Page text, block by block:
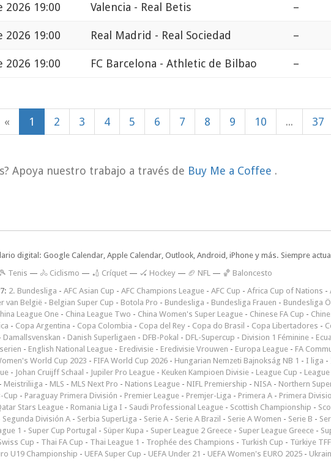
2026 19:00 Valencia - Real Betis –
2026 19:00 Real Madrid - Real Sociedad –
2026 19:00 FC Barcelona - Athletic de Bilbao –
« 1 2 3 4 5 6 7 8 9 10 ... 37
Apoya nuestro trabajo a través de Buy Me a Coffee .
digital: Google Calendar, Apple Calendar, Outlook, Android, iPhone y más. Siempre
Tenis — 🚴 Ciclismo — 🏏 Críquet — 🏑 Hockey — 🏈 NFL — 🏀 Baloncesto
2. Bundesliga - AFC Asian Cup - AFC Champions League - AFC Cup - Africa Cup of Nations -
van België - Belgian Super Cup - Botola Pro - Bundesliga - Bundesliga Frauen - Bundesliga
League One - China League Two - China Women's Super League - Chinese FA Cup -
- Copa Argentina - Copa Colombia - Copa del Rey - Copa do Brasil - Copa Libertadores -
Damallsvenskan - Danish Superligaen - DFB-Pokal - DFL-Supercup - Division 1 Féminine -
- English National League - Eredivisie - Eredivisie Vrouwen - Europa League - FA
World Cup 2023 - FIFA World Cup 2026 - Hungarian Nemzeti Bajnokság NB 1 - I liga -
- Johan Cruijff Schaal - Jupiler Pro League - Keuken Kampioen Divisie - League Cup -
- Meistriliiga - MLS - MLS Next Pro - Nations League - NIFL Premiership - NISA - Northern
Cup - Paraguay Primera División - Premier League - Premjer-Liga - Primera A - Primera
Stars League - Romania Liga I - Saudi Professional League - Scottish Championship -
Segunda División A - Serbia SuperLiga - Serie A - Serie A Brazil - Serie A Women - Serie B -
1 - Super Cup Portugal - Süper Kupa - Super League 2 Greece - Super League Greece -
Cup - Thai FA Cup - Thai League 1 - Trophée des Champions - Turkish Cup - Türkiye
U19 Championship - UEFA Super Cup - UEFA Under 21 - UEFA Women's EURO 2025 -